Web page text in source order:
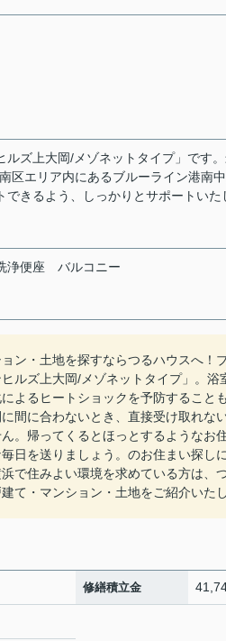
ズ上大岡/メゾネットタイプ」です
区エリア内にあるブルーライン港南
きるよう、しっかりとサポートいた
浄便座 バルコニー
ン・土地を探すならつるハウスへ！
ルズ上大岡/メゾネットタイプ」。
よるヒートショックを予防すること
間に合わないとき、直接受け取れな
。帰ってくるとほっとするようなお
日を送りましょう。のお住まい探し
で住みよい環境を求めている方は、
て・マンション・土地をご紹介いたし
修繕積立金